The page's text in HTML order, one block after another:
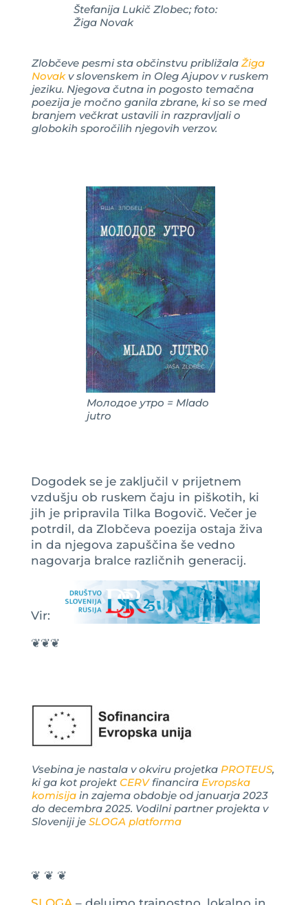
Štefanija Lukič Zlobec; foto:
Žiga Novak
Zlobčeve pesmi sta občinstvu približala Žiga
Novakv slovenskem in Oleg Ajupov v ruskem
jeziku. Njegova čutna in pogosto temačna
poezija je močno ganila zbrane, ki so se med
branjem večkrat ustavili in razpravljali o
globokih sporočilih njegovih verzov.
Молодое утро = Mlado
jutro
Dogodek se je zaključil v prijetnem
vzdušju ob ruskem čaju in piškotih, ki
jih je pripravila Tilka Bogovič. Večer je
potrdil, da Zlobčeva poezija ostaja živa
in da njegova zapuščina še vedno
nagovarja bralce različnih generacij.
Vir:
❦❦❦
Vsebina je nastala v okviru projetka PROTEUS,
ki ga kot projekt CERVfinancira Evropska
komisijain zajema obdobje od januarja 2023
do decembra 2025. Vodilni partner projekta v
Sloveniji je SLOGA platforma
❦ ❦ ❦